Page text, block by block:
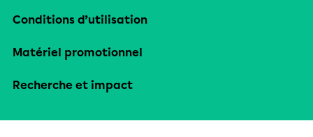
Conditions d’utilisation
Matériel promotionnel
Recherche et impact